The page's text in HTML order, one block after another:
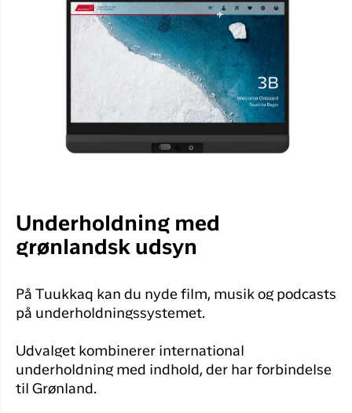
Underholdning med
grønlandsk udsyn
På Tuukkaq kan du nyde film, musik og podcasts
på underholdningssystemet.
Udvalget kombinerer international
underholdning med indhold, der har forbindelse
til Grønland.